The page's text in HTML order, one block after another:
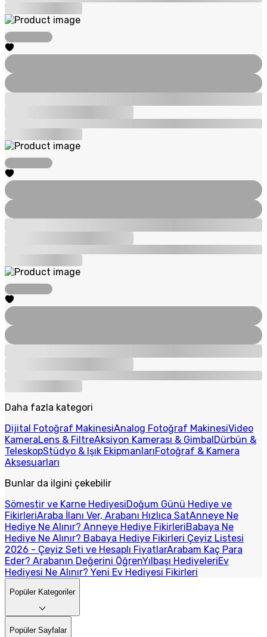
Daha fazla kategori
Dijital Fotoğraf MakinesiAnalog Fotoğraf MakinesiVideo
KameraLens & FiltreAksiyon Kamerası & GimbalDürbün &
TeleskopStüdyo & Işık EkipmanlarıFotoğraf & Kamera
Aksesuarları
Bunlar da ilgini çekebilir
Sömestir ve Karne HediyesiDoğum Günü Hediye ve
FikirleriAraba İlanı Ver, Arabanı Hızlıca SatAnneye Ne
Hediye Ne Alınır? Anneye Hediye FikirleriBabaya Ne
Hediye Ne Alınır? Babaya Hediye Fikirleri Çeyiz Listesi
2026 - Çeyiz Seti ve Hesaplı FiyatlarArabam Kaç Para
Eder? Arabanın Değerini ÖğrenYılbaşı HediyeleriEv
Hediyesi Ne Alınır? Yeni Ev Hediyesi Fikirleri
Popüler Kategoriler
Popüler Sayfalar